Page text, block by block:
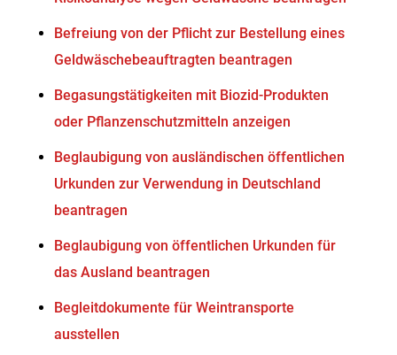
Befreiung von der Pflicht zur Bestellung eines
Geldwäschebeauftragten beantragen
Begasungstätigkeiten mit Biozid-Produkten
oder Pflanzenschutzmitteln anzeigen
Beglaubigung von ausländischen öffentlichen
Urkunden zur Verwendung in Deutschland
beantragen
Beglaubigung von öffentlichen Urkunden für
das Ausland beantragen
Begleitdokumente für Weintransporte
ausstellen